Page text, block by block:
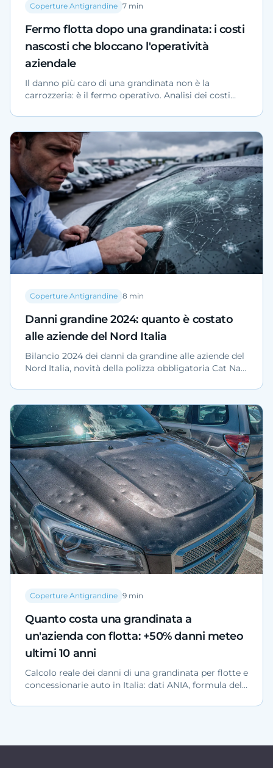
Coperture Antigrandine 7 min
Fermo flotta dopo una grandinata: i costi
nascosti che bloccano l'operatività
aziendale
Il danno più caro di una grandinata non è la
carrozzeria: è il fermo operativo. Analisi dei costi
industriali, con dati ANIA e Federcarrozzieri.
Coperture Antigrandine 8 min
Danni grandine 2024: quanto è costato
alle aziende del Nord Italia
Bilancio 2024 dei danni da grandine alle aziende del
Nord Italia, novità della polizza obbligatoria Cat Nat
piazzali.
Coperture Antigrandine 9 min
Quanto costa una grandinata a
un'azienda con flotta: +50% danni meteo
ultimi 10 anni
Calcolo reale dei danni di una grandinata per flotte e
concessionarie auto in Italia: dati ANIA, formula del
protezione strutturale.